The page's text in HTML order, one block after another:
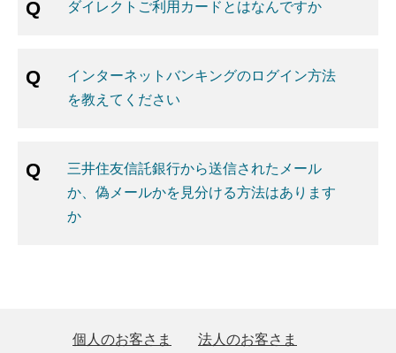
ダイレクトご利用カードとはなんですか
インターネットバンキングのログイン方法
を教えてください
三井住友信託銀行から送信されたメール
か、偽メールかを見分ける方法はあります
か
個人のお客さま
法人のお客さま